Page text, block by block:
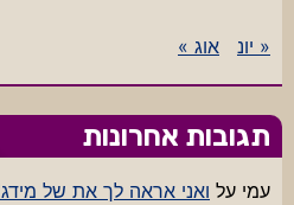
« יונ אוג »
תגובות אחרונות
עמי על ואני אראה לך את של